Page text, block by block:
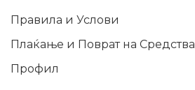
Правила и Услови
Плаќање и Поврат на Средства
Профил